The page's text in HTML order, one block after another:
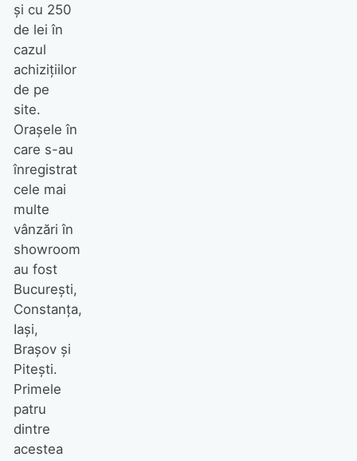
și cu 250
de lei în
cazul
achizițiilor
de pe
site.
Orașele în
care s-au
înregistrat
cele mai
multe
vânzări în
showroom
au fost
București,
Constanța,
Iași,
Brașov și
Pitești.
Primele
patru
dintre
acestea